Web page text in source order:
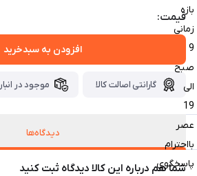
بازه
زمانی
9
صبح
الی
19
عصر
بااحترام
پاسخگوی
قیمت:
افزودن به سبدخرید
گارانتی اصالت کالا موجود در انبار
دیدگاه‌ها
شما هم درباره این کالا دیدگاه ثبت کنید